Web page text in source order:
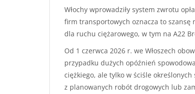
Włochy wprowadziły system zwrotu
firm transportowych oznacza to szansę
dla ruchu ciężarowego, w tym na A22
Od 1 czerwca 2026 r. we Włoszech
przypadku dużych opóźnień
ciężkiego, ale tylko w ściśle
z planowanych robót drogowych lub